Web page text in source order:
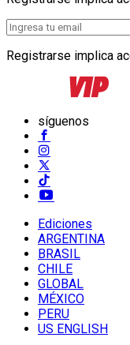
Registrarse implica
síguenos
Ediciones
ARGENTINA
BRASIL
CHILE
GLOBAL
MÉXICO
PERU
US ENGLISH